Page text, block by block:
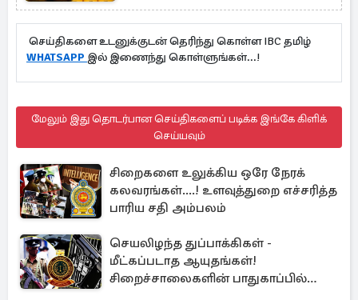
செய்திகளை உடனுக்குடன் தெரிந்து கொள்ள IBC தமிழ்
WHATSAPP இல் இணைந்து கொள்ளுங்கள்...!
மேலும் இது தொடர்பான செய்திகளைப் படிக்க இங்கே கிளிக்
செய்யவும்
சிறைகளை உலுக்கிய ஒரே நேரக்
கலவரங்கள்....! உளவுத்துறை எச்சரித்த
பாரிய சதி அம்பலம்
செயலிழந்த துப்பாக்கிகள் -
மீட்கப்படாத ஆயுதங்கள்!
சிறைச்சாலைகளின் பாதுகாப்பில்